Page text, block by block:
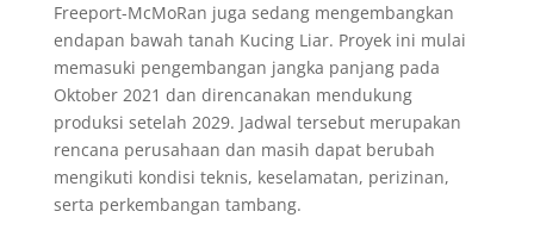
Freeport-McMoRan juga sedang mengembangkan
endapan bawah tanah Kucing Liar. Proyek ini mulai
memasuki pengembangan jangka panjang pada
Oktober 2021 dan direncanakan mendukung
produksi setelah 2029. Jadwal tersebut merupakan
rencana perusahaan dan masih dapat berubah
mengikuti kondisi teknis, keselamatan, perizinan,
serta perkembangan tambang.